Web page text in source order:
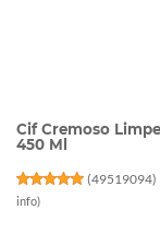
Cif Cremoso
450 Ml
(49519094)
info)